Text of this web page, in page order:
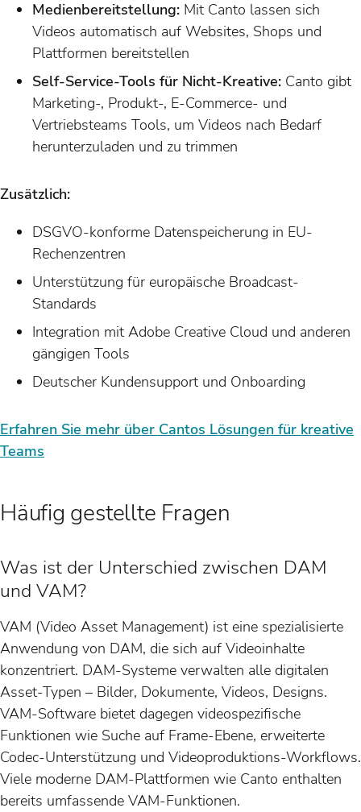
Medienbereitstellung: Mit Canto lassen sich
Videos automatisch auf Websites, Shops und
Plattformen bereitstellen
Self-Service-Tools für Nicht-Kreative: Canto gibt
Marketing-, Produkt-, E-Commerce- und
Vertriebsteams Tools, um Videos nach Bedarf
herunterzuladen und zu trimmen
Zusätzlich:
DSGVO-konforme Datenspeicherung in EU-
Rechenzentren
Unterstützung für europäische Broadcast-
Standards
Integration mit Adobe Creative Cloud und anderen
gängigen Tools
Deutscher Kundensupport und Onboarding
Erfahren Sie mehr über Cantos Lösungen für kreative
Teams
Häufig gestellte Fragen
Was ist der Unterschied zwischen DAM
und VAM?
VAM (Video Asset Management) ist eine spezialisierte
Anwendung von DAM, die sich auf Videoinhalte
konzentriert. DAM-Systeme verwalten alle digitalen
Asset-Typen – Bilder, Dokumente, Videos, Designs.
VAM-Software bietet dagegen videospezifische
Funktionen wie Suche auf Frame-Ebene, erweiterte
Codec-Unterstützung und Videoproduktions-Workflows.
Viele moderne DAM-Plattformen wie Canto enthalten
bereits umfassende VAM-Funktionen.